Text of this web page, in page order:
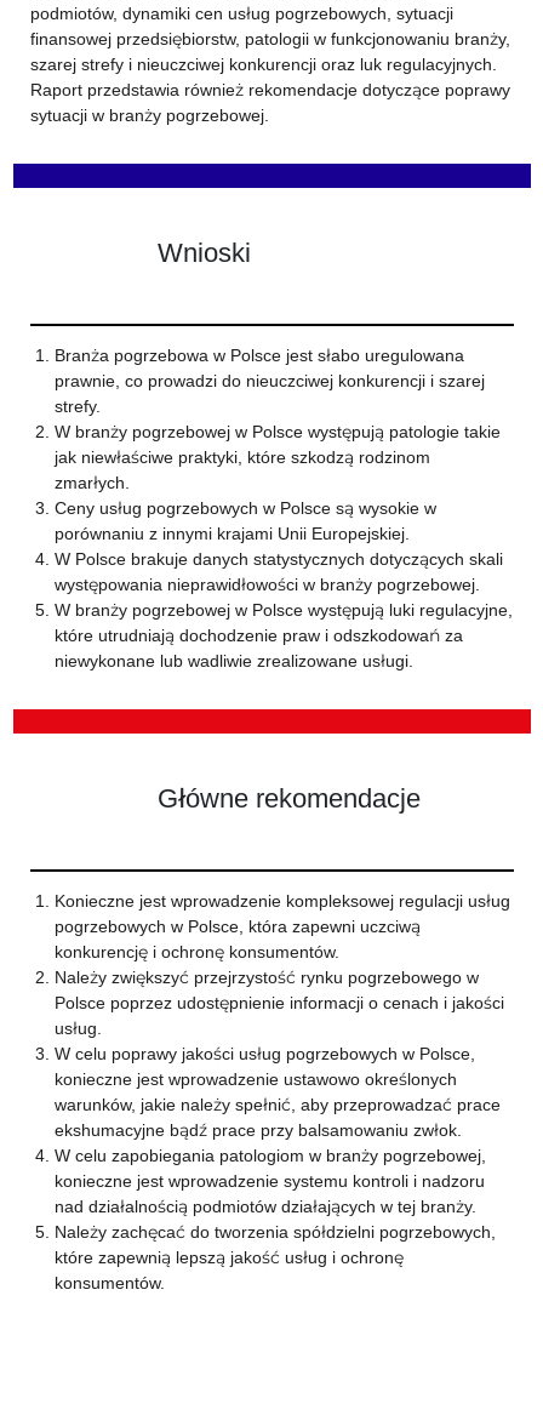
podmiotów, dynamiki cen usług pogrzebowych, sytuacji
finansowej przedsiębiorstw, patologii w funkcjonowaniu branży,
szarej strefy i nieuczciwej konkurencji oraz luk regulacyjnych.
Raport przedstawia również rekomendacje dotyczące poprawy
sytuacji w branży pogrzebowej.
Wnioski
Branża pogrzebowa w Polsce jest słabo uregulowana
prawnie, co prowadzi do nieuczciwej konkurencji i szarej
strefy.
W branży pogrzebowej w Polsce występują patologie takie
jak niewłaściwe praktyki, które szkodzą rodzinom
zmarłych.
Ceny usług pogrzebowych w Polsce są wysokie w
porównaniu z innymi krajami Unii Europejskiej.
W Polsce brakuje danych statystycznych dotyczących skali
występowania nieprawidłowości w branży pogrzebowej.
W branży pogrzebowej w Polsce występują luki regulacyjne,
które utrudniają dochodzenie praw i odszkodowań za
niewykonane lub wadliwie zrealizowane usługi.
Główne rekomendacje
Konieczne jest wprowadzenie kompleksowej regulacji usług
pogrzebowych w Polsce, która zapewni uczciwą
konkurencję i ochronę konsumentów.
Należy zwiększyć przejrzystość rynku pogrzebowego w
Polsce poprzez udostępnienie informacji o cenach i jakości
usług.
W celu poprawy jakości usług pogrzebowych w Polsce,
konieczne jest wprowadzenie ustawowo określonych
warunków, jakie należy spełnić, aby przeprowadzać prace
ekshumacyjne bądź prace przy balsamowaniu zwłok.
W celu zapobiegania patologiom w branży pogrzebowej,
konieczne jest wprowadzenie systemu kontroli i nadzoru
nad działalnością podmiotów działających w tej branży.
Należy zachęcać do tworzenia spółdzielni pogrzebowych,
które zapewnią lepszą jakość usług i ochronę
konsumentów.